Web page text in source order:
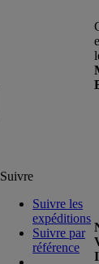
Suivre
Suivre les
expéditions
Suivre par
référence